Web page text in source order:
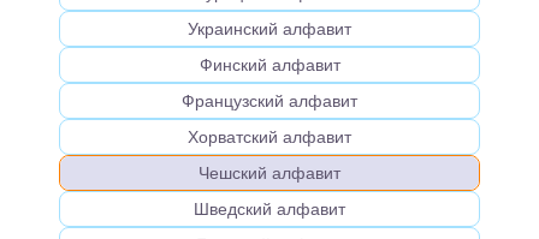
Украинский алфавит
Финский алфавит
Французский алфавит
Хорватский алфавит
Чешский алфавит
Шведский алфавит